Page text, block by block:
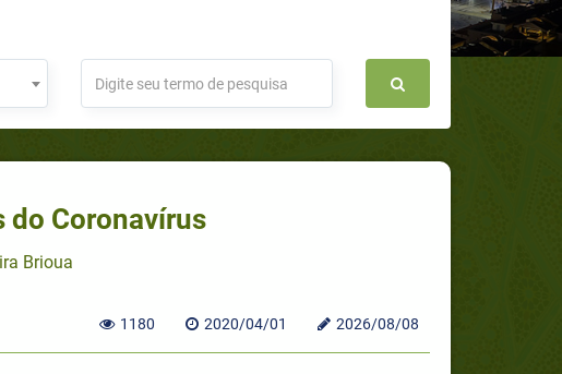
do Coronavírus
Brioua
1180 2020/04/01 2026/08/08